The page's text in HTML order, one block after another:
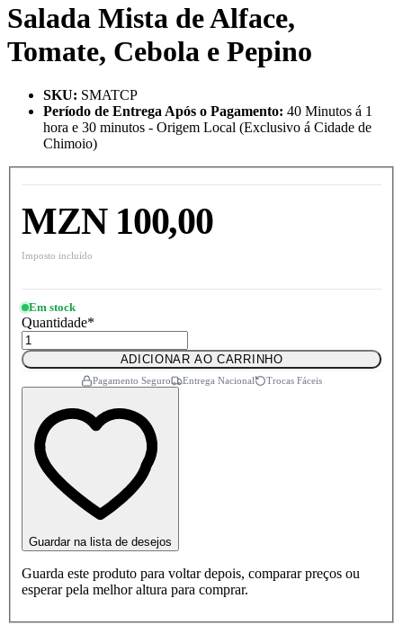
Salada Mista de Alface,
Tomate, Cebola e Pepino
SKU: SMATCP
Período de Entrega Após o Pagamento: 40 Minutos á 1
hora e 30 minutos - Origem Local (Exclusivo á Cidade de
Chimoio)
MZN 100,00
Imposto incluído
Em stock
Quantidade*
ADICIONAR AO CARRINHO
Pagamento Seguro Entrega Nacional Trocas Fáceis
Guardar na lista de desejos
Guarda este produto para voltar depois, comparar preços ou
esperar pela melhor altura para comprar.